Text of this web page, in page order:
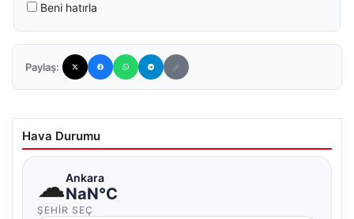
Beni hatırla
Paylaş:
Hava Durumu
☁Ankara
NaN°C
ŞEHIR SEÇ